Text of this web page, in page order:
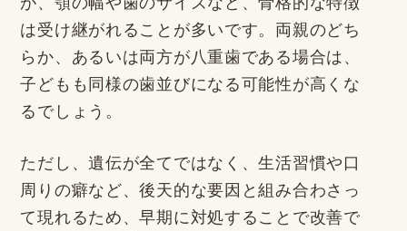
は受け継がれることが多いです。両親のどち
らか、あるいは両方が八重歯である場合は、
子どもも同様の歯並びになる可能性が高くな
るでしょう。
ただし、遺伝が全てではなく、生活習慣や口
周りの癖など、後天的な要因と組み合わさっ
て現れるため、早期に対処することで改善で